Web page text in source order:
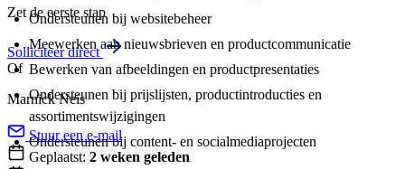
Ondersteunen bij websitebeheer
Meewerken aan nieuwsbrieven en productcommunicatie
Bewerken van afbeeldingen en productpresentaties
Ondersteunen bij prijslijsten, productintroducties en
assortimentswijzigingen
Ondersteunen bij content- en socialmediaprojecten
Zet de eerste stap
Solliciteer direct
Of
Marnick Neis
Stuur een e-mail
Geplaatst: 2 weken geleden